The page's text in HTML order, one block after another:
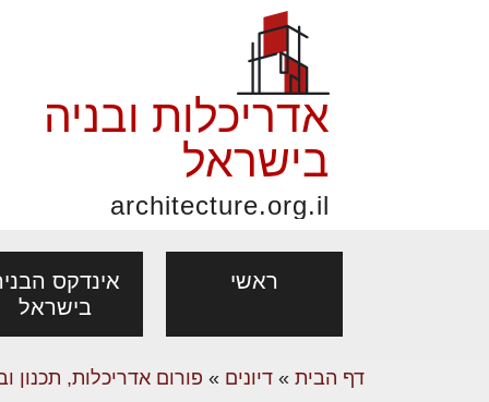
אדריכלות ובניה
בישראל
architecture.org.il
ראשי
אינדקס
בישראל
דף הבית » דיונים » פורום אדריכלות, תכנון